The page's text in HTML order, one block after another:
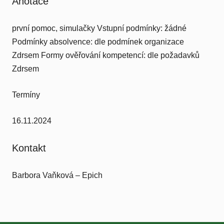
první pomoc, simulačky Vstupní podmínky: žádné
Podmínky absolvence: dle podmínek organizace
Zdrsem Formy ověřování kompetencí: dle požadavků
Zdrsem
Termíny
16.11.2024
Kontakt
Barbora Vaňková – Epich